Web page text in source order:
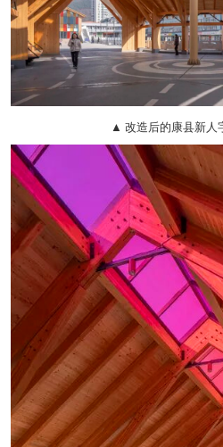
▲ 改造后的康县新人